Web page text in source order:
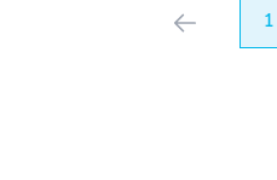
anterior 1